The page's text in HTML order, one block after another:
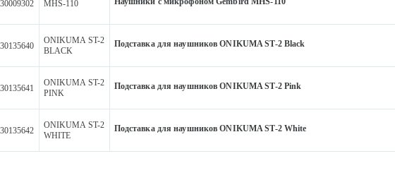
30009302 MHS-110
30135640
ONIKUMA ST-2
BLACK
Подставка для наушников ONIKUMA ST-2 Black
30135641
ONIKUMA ST-2
PINK
Подставка для наушников ONIKUMA ST-2 Pink
30135642
ONIKUMA ST-2
WHITE
Подставка для наушников ONIKUMA ST-2 White